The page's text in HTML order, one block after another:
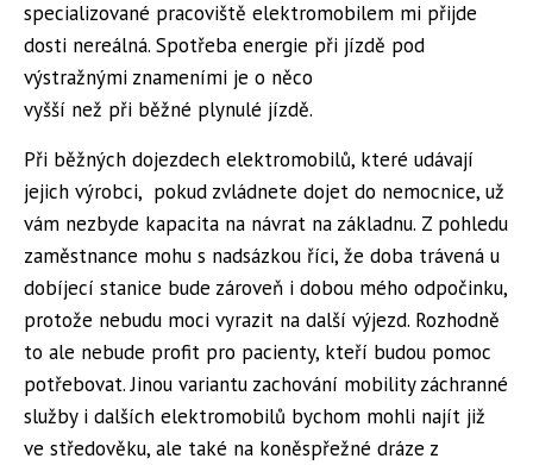
specializované pracoviště elektromobilem mi přijde
dosti nereálná. Spotřeba energie při jízdě pod
výstražnými znameními je o něco
vyšší než při běžné plynulé jízdě.
Při běžných dojezdech elektromobilů, které udávají
jejich výrobci, pokud zvládnete dojet do nemocnice, už
vám nezbyde kapacita na návrat na základnu. Z pohledu
zaměstnance mohu s nadsázkou říci, že doba trávená u
dobíjecí stanice bude zároveň i dobou mého odpočinku,
protože nebudu moci vyrazit na další výjezd. Rozhodně
to ale nebude profit pro pacienty, kteří budou pomoc
potřebovat. Jinou variantu zachování mobility záchranné
služby i dalších elektromobilů bychom mohli najít již
ve středověku, ale také na koněspřežné dráze z